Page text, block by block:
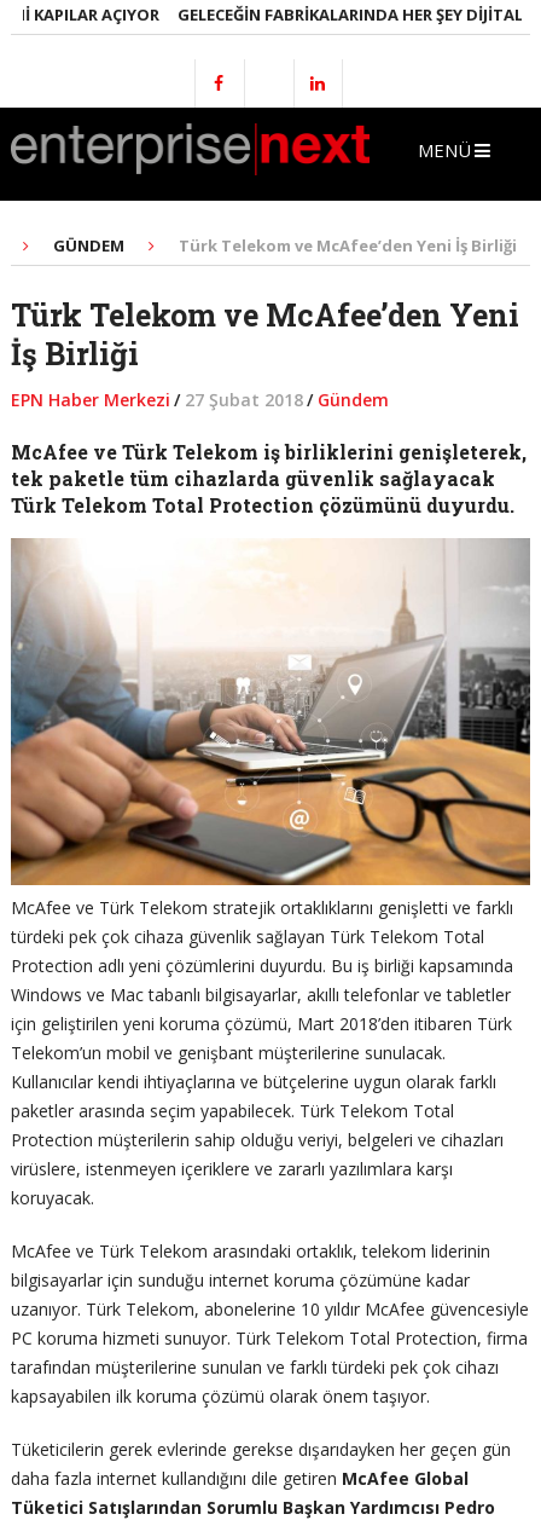
KAPILAR AÇIYOR GELECEĞIN FABRIKALARINDA HER ŞEY DIJITAL
MENÜ
GÜNDEM Türk Telekom ve McAfee’den Yeni İş Birliği
Türk Telekom ve McAfee’den Yeni
İş Birliği
EPN Haber Merkezi / 27 Şubat 2018/ Gündem
McAfee ve Türk Telekom iş birliklerini genişleterek,
tek paketle tüm cihazlarda güvenlik sağlayacak
Türk Telekom Total Protection çözümünü duyurdu.
McAfee ve Türk Telekom stratejik ortaklıklarını genişletti ve farklı
türdeki pek çok cihaza güvenlik sağlayan Türk Telekom Total
Protection adlı yeni çözümlerini duyurdu. Bu iş birliği kapsamında
Windows ve Mac tabanlı bilgisayarlar, akıllı telefonlar ve tabletler
için geliştirilen yeni koruma çözümü, Mart 2018’den itibaren Türk
Telekom’un mobil ve genişbant müşterilerine sunulacak.
Kullanıcılar kendi ihtiyaçlarına ve bütçelerine uygun olarak farklı
paketler arasında seçim yapabilecek. Türk Telekom Total
Protection müşterilerin sahip olduğu veriyi, belgeleri ve cihazları
virüslere, istenmeyen içeriklere ve zararlı yazılımlara karşı
koruyacak.
McAfee ve Türk Telekom arasındaki ortaklık, telekom liderinin
bilgisayarlar için sunduğu internet koruma çözümüne kadar
uzanıyor. Türk Telekom, abonelerine 10 yıldır McAfee güvencesiyle
PC koruma hizmeti sunuyor. Türk Telekom Total Protection, firma
tarafından müşterilerine sunulan ve farklı türdeki pek çok cihazı
kapsayabilen ilk koruma çözümü olarak önem taşıyor.
Tüketicilerin gerek evlerinde gerekse dışarıdayken her geçen gün
daha fazla internet kullandığını dile getiren McAfee Global
Tüketici Satışlarından Sorumlu Başkan Yardımcısı Pedro